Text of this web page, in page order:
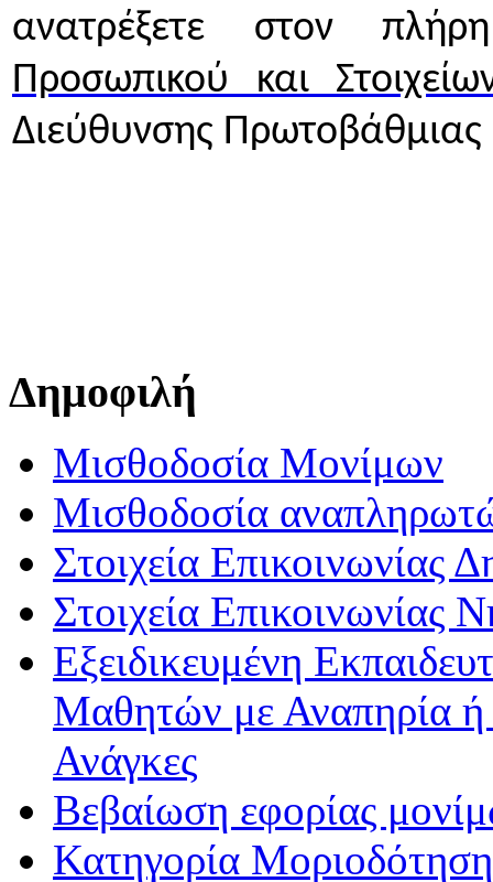
ανατρέξετε στον
Προσωπικού και
Διεύθυνσης
Δημοφιλή
Μισθοδοσία Μονίμων
Μισθοδοσία
Στοιχεία Επικοινωνίας
Στοιχεία Επικοινωνίας
Εξειδικευμένη
Μαθητών με Αναπηρία ή /
Ανάγκες
Βεβαίωση εφορίας
Κατηγορία